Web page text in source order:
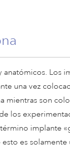
Los
una vez
mientras son
los
implante
es